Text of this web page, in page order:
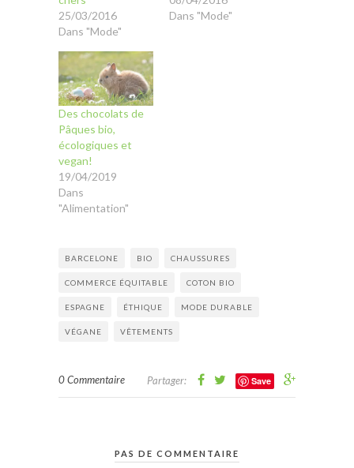
25/03/2016
Dans "Mode"
Dans "Mode"
Des chocolats de
Pâques bio,
écologiques et
vegan!
19/04/2019
Dans
"Alimentation"
BARCELONE BIO CHAUSSURES
COMMERCE ÉQUITABLE COTON BIO
ESPAGNE ÉTHIQUE MODE DURABLE
VÉGANE VÊTEMENTS
0 Commentaire Partager: Save
PAS DE COMMENTAIRE